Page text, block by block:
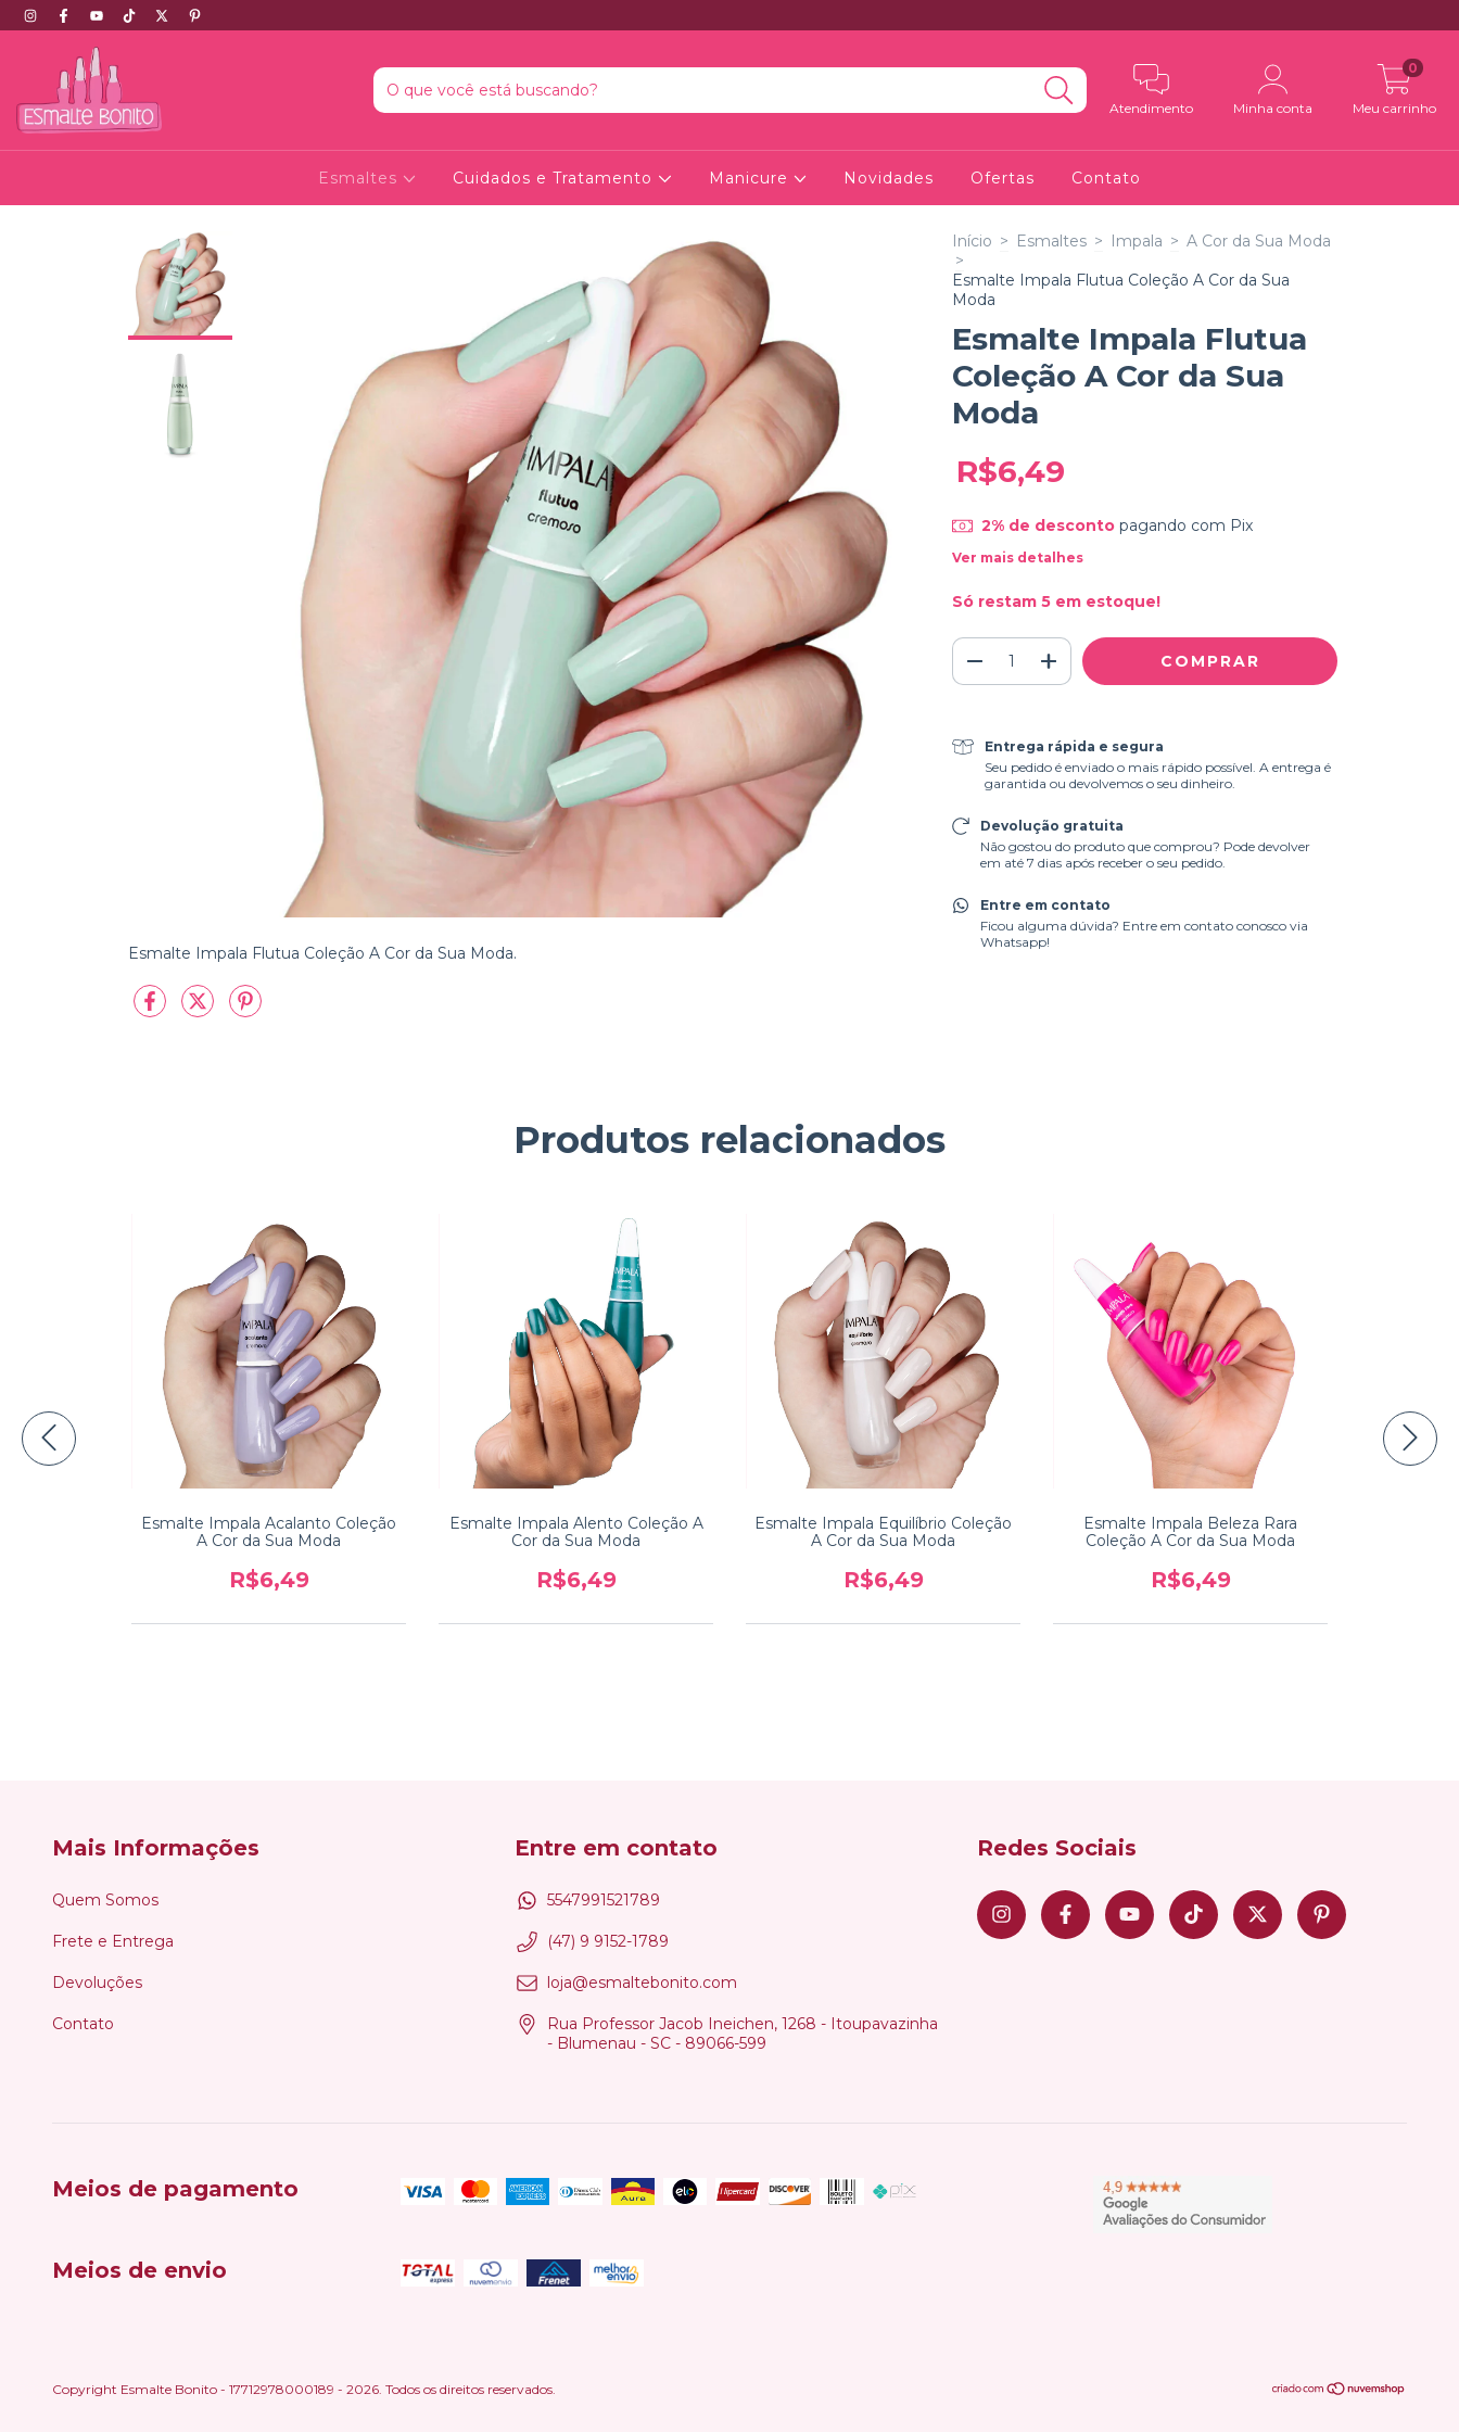
Atendimento Minha conta Meu carrinho
0
Esmaltes Cuidados e Tratamento Manicure Novidades Ofertas Contato
Esmalte Impala Flutua Coleção A Cor da Sua Moda.
Início > Esmaltes > Impala > A Cor da Sua Moda
>
Esmalte Impala Flutua Coleção A Cor da Sua
Moda
Esmalte Impala Flutua
Coleção A Cor da Sua
Moda
R$6,49
2% de descontopagando com Pix
Ver mais detalhes
Só restam 5 em estoque!
Entrega rápida e segura
Seu pedido é enviado o mais rápido possível. A entrega é
garantida ou devolvemos o seu dinheiro.
Devolução gratuita
Não gostou do produto que comprou? Pode devolver
em até 7 dias após receber o seu pedido.
Entre em contato
Ficou alguma dúvida? Entre em contato conosco via
Whatsapp!
Produtos relacionados
Esmalte Impala Acalanto Coleção
A Cor da Sua Moda
R$6,49
Esmalte Impala Alento Coleção A
Cor da Sua Moda
R$6,49
Esmalte Impala Equilíbrio Coleção
A Cor da Sua Moda
R$6,49
Esmalte Impala Beleza Rara
Coleção A Cor da Sua Moda
R$6,49
Mais Informações
Quem Somos
Frete e Entrega
Devoluções
Contato
Entre em contato
5547991521789
(47) 9 9152-1789
loja@esmaltebonito.com
Rua Professor Jacob Ineichen, 1268 - Itoupavazinha
- Blumenau - SC - 89066-599
Redes Sociais
Meios de pagamento
Meios de envio
Copyright Esmalte Bonito - 17712978000189 - 2026. Todos os direitos reservados.